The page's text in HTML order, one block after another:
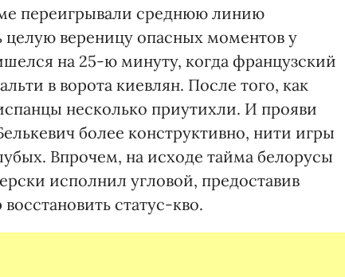
переигрывали среднюю линию
вереницу опасных моментов у
на 25-ю минуту, когда французский
в ворота киевлян. После того, как
несколько приутихли. И прояви
более конструктивно, нити игры
Впрочем, на исходе тайма белорусы
исполнил угловой, предоставив
статус-кво.